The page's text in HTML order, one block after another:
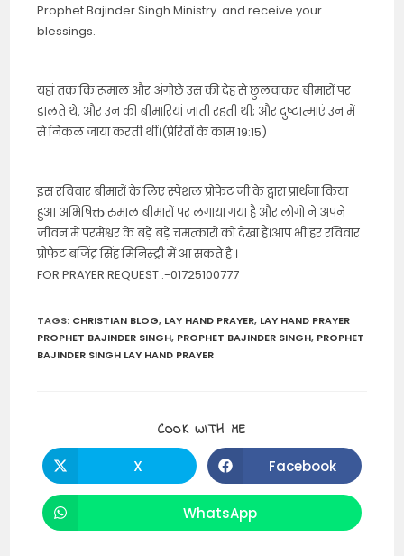
Prophet Bajinder Singh Ministry. and receive your
blessings.
यहां तक कि रूमाल और अंगोछे उस की देह से छुलवाकर बीमारों पर
डालते थे, और उन की बीमारियां जाती रहती थी; और दुष्टात्माएं उन में
से निकल जाया करती थीं।(प्रेरितों के काम 19:15)
इस रविवार बीमारों के लिए स्पेशल प्रोफेट जी के द्वारा प्रार्थना किया
हुआ अभिषिक्त रुमाल बीमारों पर लगाया गया है और लोगो ने अपने
जीवन में परमेश्वर के बड़े बड़े चमत्कारों को देखा है।आप भी हर रविवार
प्रोफेट बजिंद्र सिंह मिनिस्ट्री में आ सकते है ।
FOR PRAYER REQUEST :-01725100777
TAGS: CHRISTIAN BLOG, LAY HAND PRAYER, LAY HAND PRAYER
PROPHET BAJINDER SINGH, PROPHET BAJINDER SINGH, PROPHET
BAJINDER SINGH LAY HAND PRAYER
COOK WITH ME
Opens
in
a
X Opens
in
a
Facebook
Opens
in
WhatsApp